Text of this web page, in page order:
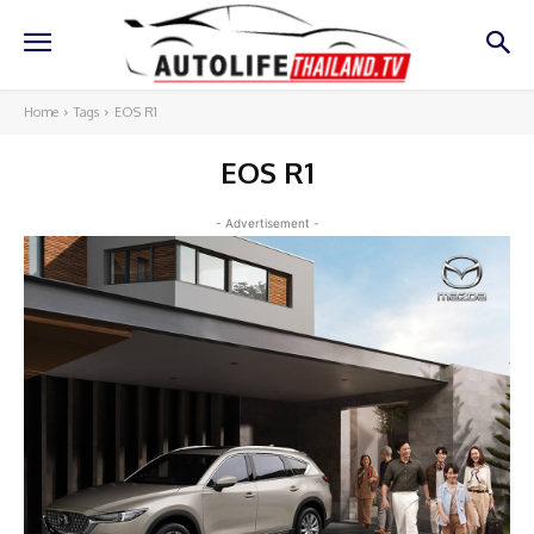
Home Tags EOS R1
EOS R1
- Advertisement -